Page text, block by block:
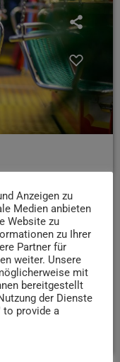
sich das
ab 17 Uhr
P. für gute
noch ein
Anzeigen zu
Medien anbieten
Website zu
zu Ihrer
Partner für
weiter. Unsere
mit
bereitgestellt
der Dienste
to provide a